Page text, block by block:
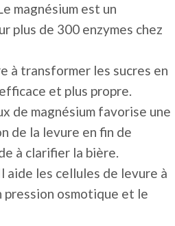
magnésium est un
plus de 300 enzymes chez
à transformer les sucres en
et plus propre.
de magnésium favorise une
de la levure en fin de
à clarifier la bière.
aide les cellules de levure à
pression osmotique et le